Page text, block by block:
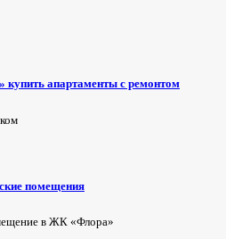
купить апартаменты с ремонтом
помещения
в ЖК «Флора»